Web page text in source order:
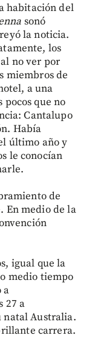
habitación del
sonó
la noticia.
los
no ver por
miembros de
a una
pocos que no
Cantalupo
Había
último año y
le conocían
de
En medio de la
igual que la
medio tiempo
a
27 a
natal Australia.
carrera.